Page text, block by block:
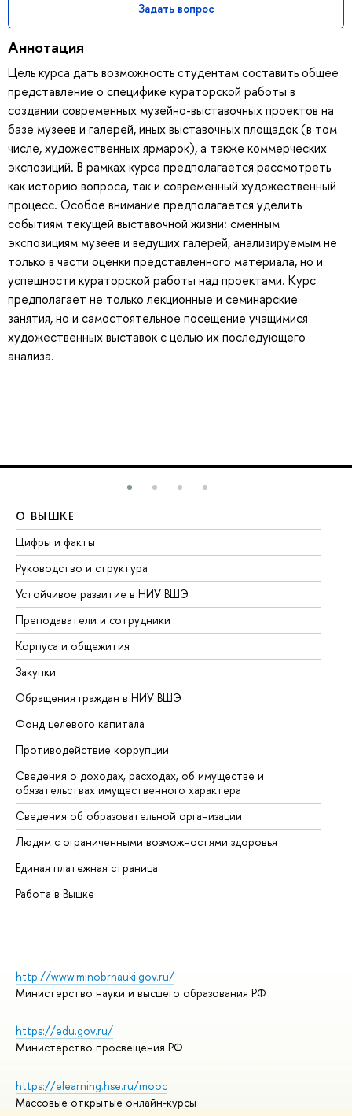
Задать вопрос
Аннотация
Цель курса дать возможность студентам составить общее
представление о специфике кураторской работы в
создании современных музейно-выставочных проектов на
базе музеев и галерей, иных выставочных площадок (в том
числе, художественных ярмарок), а также коммерческих
экспозиций. В рамках курса предполагается рассмотреть
как историю вопроса, так и современный художественный
процесс. Особое внимание предполагается уделить
событиям текущей выставочной жизни: сменным
экспозициям музеев и ведущих галерей, анализируемым не
только в части оценки представленного материала, но и
успешности кураторской работы над проектами. Курс
предполагает не только лекционные и семинарские
занятия, но и самостоятельное посещение учащимися
художественных выставок с целью их последующего
анализа.
О ВЫШКЕ
Цифры и факты
Руководство и структура
Устойчивое развитие в НИУ ВШЭ
Преподаватели и сотрудники
Корпуса и общежития
Закупки
Обращения граждан в НИУ ВШЭ
Фонд целевого капитала
Противодействие коррупции
Сведения о доходах, расходах, об имуществе и
обязательствах имущественного характера
Сведения об образовательной организации
Людям с ограниченными возможностями здоровья
Единая платежная страница
Работа в Вышке
http://www.minobrnauki.gov.ru/
Министерство науки и высшего образования РФ
https://edu.gov.ru/
Министерство просвещения РФ
https://elearning.hse.ru/mooc
Массовые открытые онлайн-курсы